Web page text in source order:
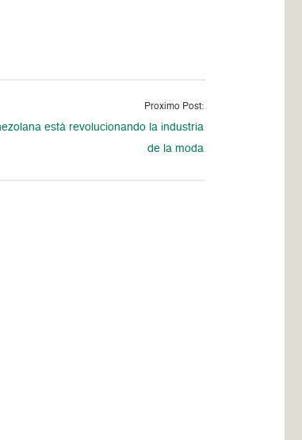
Proximo Post:
está revolucionando la industria
de la moda